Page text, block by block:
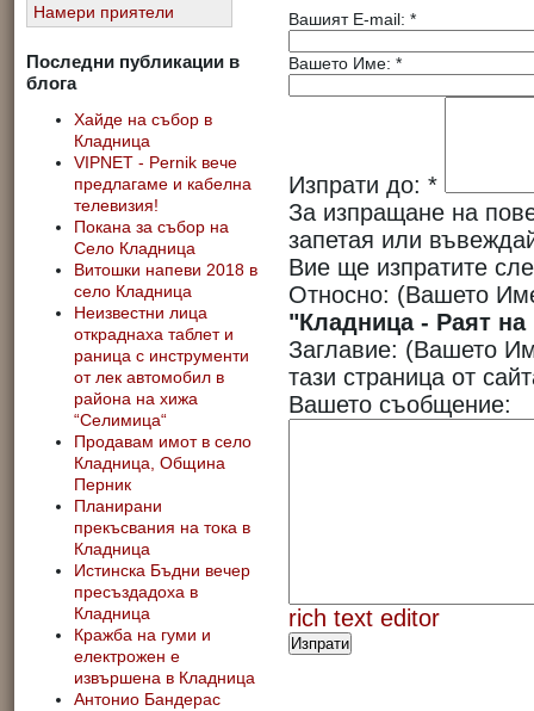
Намери приятели
Последни публикации в
блога
Хайде на събор в
Кладница
VIPNET - Pernik вече
предлагаме и кабелна
телевизия!
Покана за събор на
Село Кладница
Витошки напеви 2018 в
село Кладница
Неизвестни лица
откраднаха таблет и
раница с инструменти
от лек автомобил в
района на хижа
“Селимица“
Продавам имот в село
Кладница, Община
Перник
Планирани
прекъсвания на тока в
Кладница
Истинска Бъдни вечер
пресъздадоха в
Кладница
Кражба на гуми и
електрожен е
извършена в Кладница
Антонио Бандерас
Вашият E-mail: *
Вашето Име: *
Изпрати до: *
За изпращане на
запетая или
Вие ще изпратите
Относно: (Вашето
"Кладница - Раят
Заглавие: (Вашето
тази страница от
Вашето съобщение:
rich text editor